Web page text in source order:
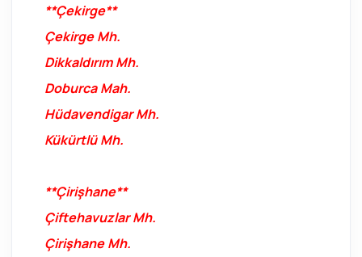
**Çekirge**
Çekirge Mh.
Dikkaldırım Mh.
Doburca Mah.
Hüdavendigar Mh.
Kükürtlü Mh.
**Çirişhane**
Çiftehavuzlar Mh.
Çirişhane Mh.